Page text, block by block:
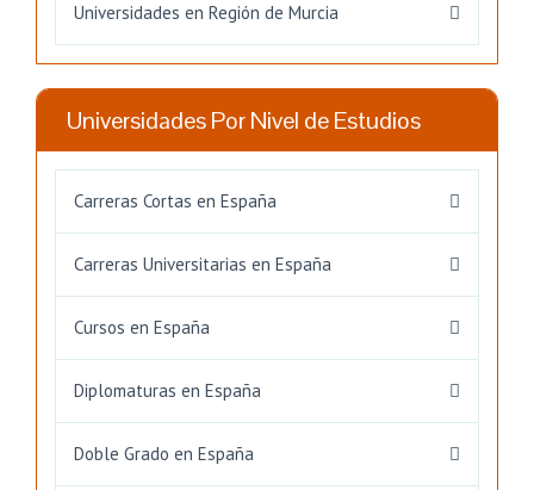
Universidades en Región de Murcia
Universidades Por Nivel de Estudios
Carreras Cortas en España
Carreras Universitarias en España
Cursos en España
Diplomaturas en España
Doble Grado en España